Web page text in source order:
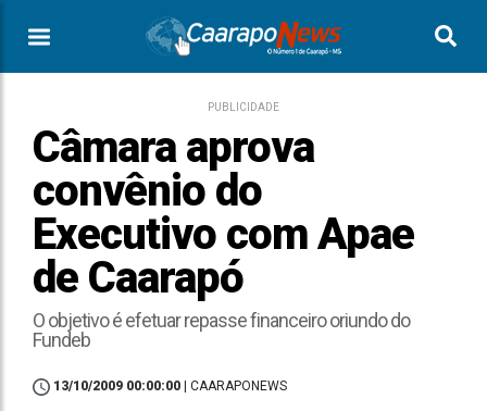
PUBLICIDADE
Câmara aprova
convênio do
Executivo com Apae
de Caarapó
O objetivo é efetuar repasse financeiro oriundo do
Fundeb
13/10/2009 00:00:00 | CAARAPONEWS